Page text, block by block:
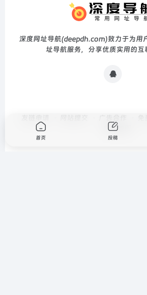
深度网址导航(deepdh.com)致力于为用
址导航服务，分享优质实用的互
网站地图
首页 投稿